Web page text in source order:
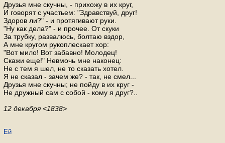
Друзья мне скучны, - прихожу в их круг,
И говорят с участьем: "Здравствуй, друг!
Здоров ли?" - и протягивают руки.
"Ну как дела?" - и прочее. От скуки
За трубку, развалюсь, болтаю вздор,
А мне кругом рукоплескает хор:
"Вот мило! Вот забавно! Молодец!
Скажи еще!" Невмочь мне наконец:
Не с тем я шел, не то сказать хотел.
Я не сказал - зачем же? - так, не смел...
Друзья мне скучны; не пойду в их круг -
Не дружный сам с собой - кому я друг?..
12 декабря <1838>
Ей